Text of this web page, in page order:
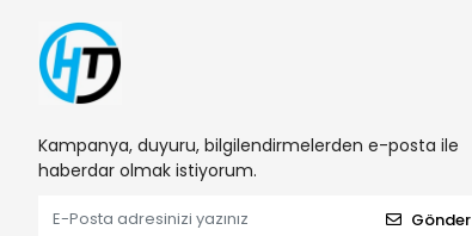
Kampanya, duyuru, bilgilendirmelerden e-posta ile
haberdar olmak istiyorum.
Gönder